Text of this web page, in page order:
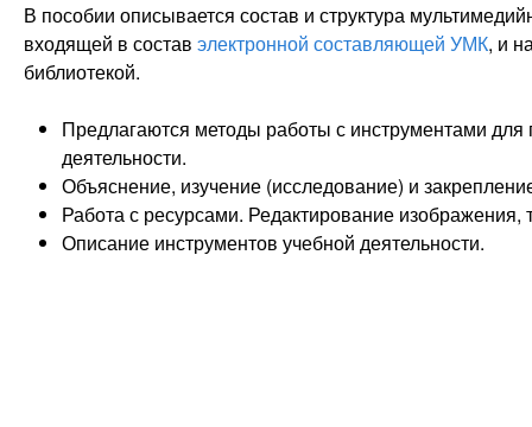
В пособии описывается состав и структура
входящей в состав электронной составляющей УМК, и
библиотекой.
Предлагаются методы работы с инструментами
деятельности.
Объяснение, изучение (исследование) и
Работа с ресурсами. Редактирование изображения,
Описание инструментов учебной деятельности.